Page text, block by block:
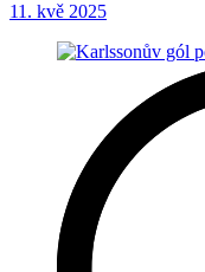
11. kvě 2025